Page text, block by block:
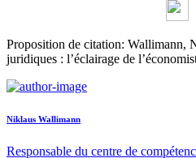
Proposition de citation: Wallimann,
juridiques : l’éclairage de
Niklaus Wallimann
Responsable du centre de